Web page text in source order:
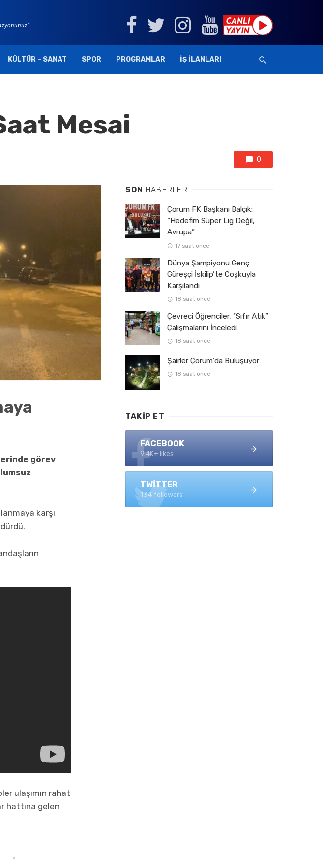
KÜLTÜR – SANAT SPOR PROGRAMLAR İŞ İLANLARI
Mesai
0
görev
karşı
ulaşımın rahat
hattına gelen
SON HABERLER
Çorum FK Başkanı Balçık:
“Hedefim Süper Lig Değil,
Avrupa”
17 saat önce
Dünya Şampiyonu Genç
Güreşçi İskilip’te Coşkuyla
Karşılandı
18 saat önce
Çevreci Öğrenciler, “Sıfır Atık”
Çalışmalarını İnceledi
18 saat önce
Şairler Çorum’da Buluşuyor
18 saat önce
TAKIP ET
FACEBOOK
9.4K+ likes
TWITTER
134 followers